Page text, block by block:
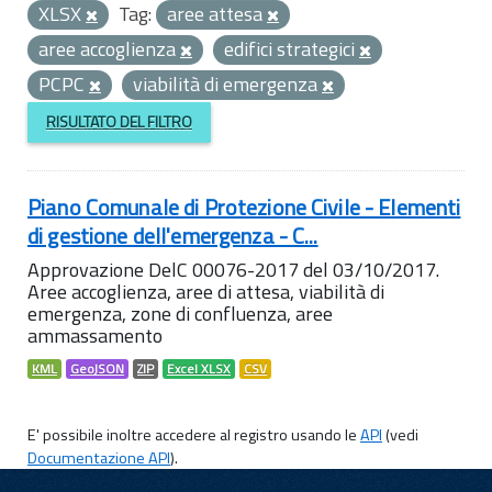
XLSX
Tag: aree attesa
aree accoglienza
edifici strategici
PCPC
viabilità di emergenza
RISULTATO DEL FILTRO
Piano Comunale di Protezione Civile - Elementi
di gestione dell'emergenza - C...
Approvazione DelC 00076-2017 del 03/10/2017.
Aree accoglienza, aree di attesa, viabilità di
emergenza, zone di confluenza, aree
ammassamento
KML GeoJSON ZIP Excel XLSX CSV
E' possibile inoltre accedere al registro usando leAPI(vedi
Documentazione API).